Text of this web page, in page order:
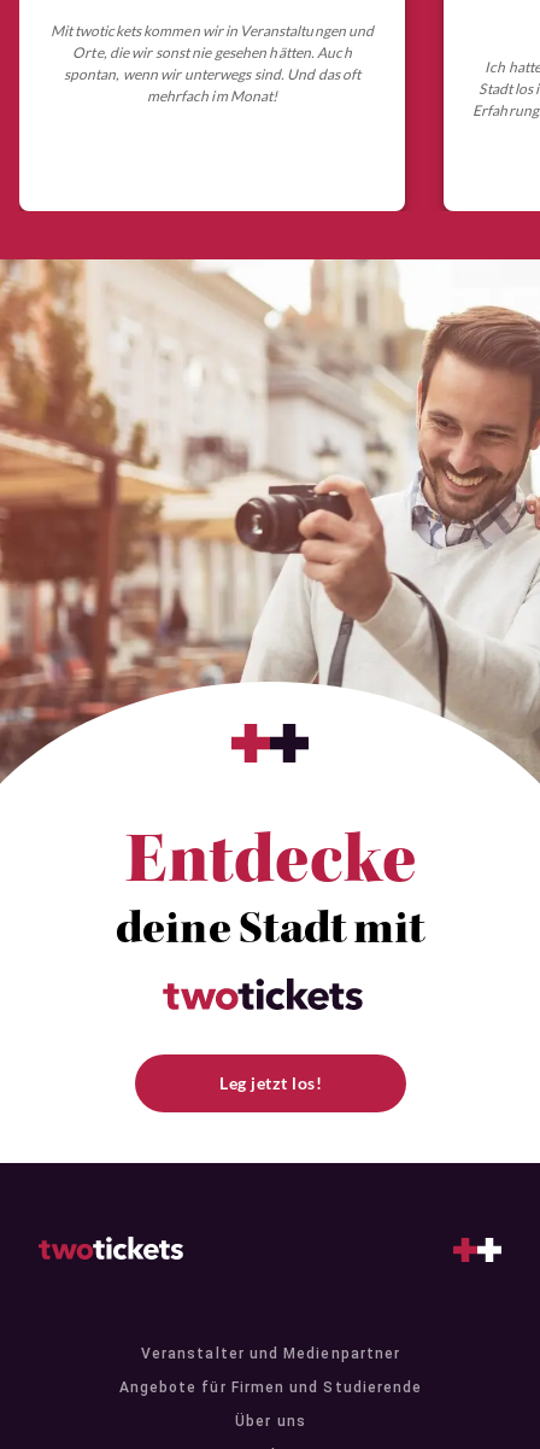
Mit twotickets kommen wir in Veranstaltungen und
Orte, die wir sonst nie gesehen hätten. Auch
spontan, wenn wir unterwegs sind. Und das oft
mehrfach im Monat!
Ich
Stadt los
Entdecke
deine Stadt mit
Leg jetzt los!
Veranstalter und Medienpartner
Angebote für Firmen und Studierende
Über uns